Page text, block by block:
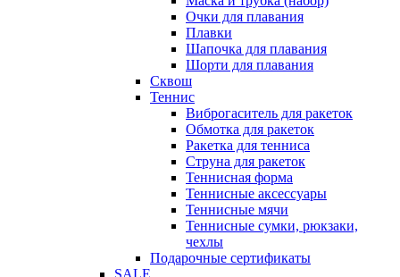
Очки для плавания
Плавки
Шапочка для плавания
Шорти для плавания
Сквош
Теннис
Виброгаситель для ракеток
Обмотка для ракеток
Ракетка для тенниса
Струна для ракеток
Теннисная форма
Теннисные аксессуары
Теннисные мячи
Теннисные сумки, рюкзаки,
чехлы
Подарочные сертификаты
SALE